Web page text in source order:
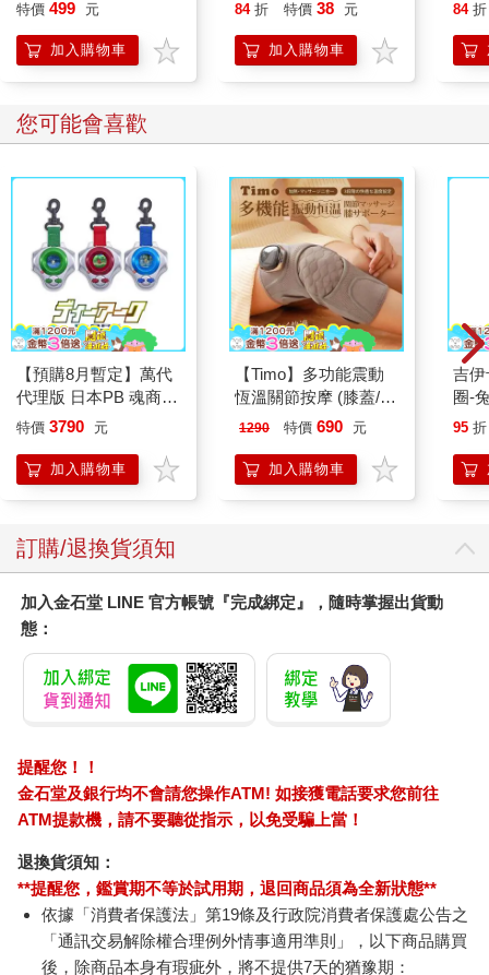
推薦必看
請解開故事謎底 03
79 折 特價 150 元
怪奇微微疼
79 折 特價 221 元
特
79 折
您可能也需要
哆啦A夢大臉娃娃
Supercard拉繩造型悠
遊卡【受託代銷】
499 元
加入購物車
84 折 特價 38 元
加入購物車
84